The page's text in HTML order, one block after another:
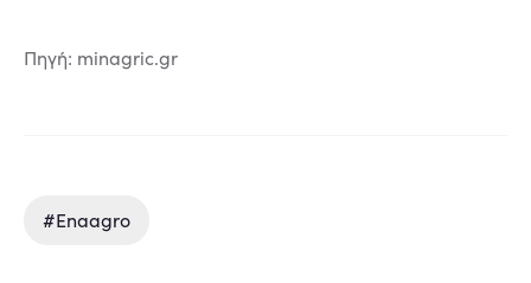
Πηγή: minagric.gr
#enaagro